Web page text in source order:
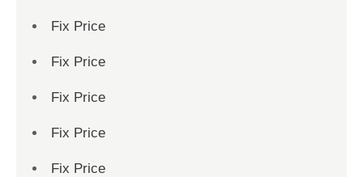
Fix Price
Fix Price
Fix Price
Fix Price
Fix Price